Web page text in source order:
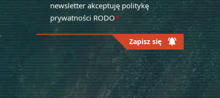
newsletter akceptuję politykę
prywatności RODO*
Zapisz się notifications_active
Please
leave
this